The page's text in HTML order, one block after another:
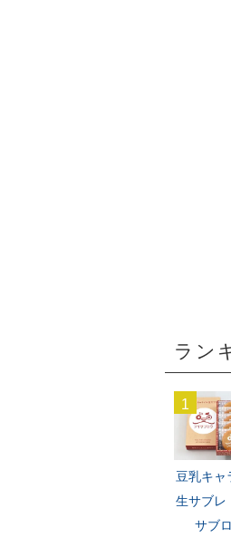
ラン
1
豆乳キャ
生サブ
サブ